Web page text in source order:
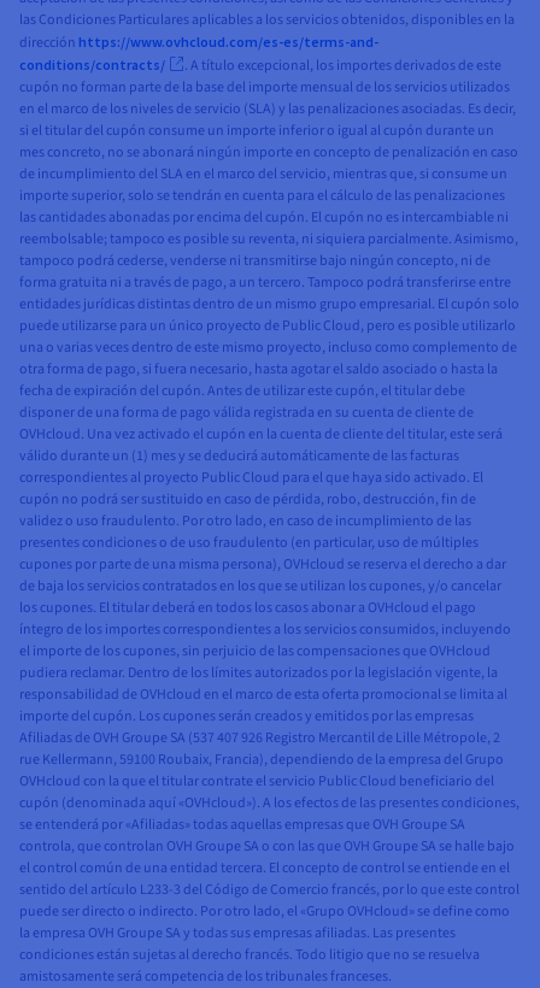
las Condiciones Particulares aplicables a los servicios obtenidos, disponibles en la
dirección https://www.ovhcloud.com/es-es/terms-and-
conditions/contracts/
. A título excepcional, los importes derivados de este
cupón no forman parte de la base del importe mensual de los servicios utilizados
en el marco de los niveles de servicio (SLA) y las penalizaciones asociadas. Es decir,
si el titular del cupón consume un importe inferior o igual al cupón durante un
mes concreto, no se abonará ningún importe en concepto de penalización en caso
de incumplimiento del SLA en el marco del servicio, mientras que, si consume un
importe superior, solo se tendrán en cuenta para el cálculo de las penalizaciones
las cantidades abonadas por encima del cupón. El cupón no es intercambiable ni
reembolsable; tampoco es posible su reventa, ni siquiera parcialmente. Asimismo,
tampoco podrá cederse, venderse ni transmitirse bajo ningún concepto, ni de
forma gratuita ni a través de pago, a un tercero. Tampoco podrá transferirse entre
entidades jurídicas distintas dentro de un mismo grupo empresarial. El cupón solo
puede utilizarse para un único proyecto de Public Cloud, pero es posible utilizarlo
una o varias veces dentro de este mismo proyecto, incluso como complemento de
otra forma de pago, si fuera necesario, hasta agotar el saldo asociado o hasta la
fecha de expiración del cupón. Antes de utilizar este cupón, el titular debe
disponer de una forma de pago válida registrada en su cuenta de cliente de
OVHcloud. Una vez activado el cupón en la cuenta de cliente del titular, este será
válido durante un (1) mes y se deducirá automáticamente de las facturas
correspondientes al proyecto Public Cloud para el que haya sido activado. El
cupón no podrá ser sustituido en caso de pérdida, robo, destrucción, fin de
validez o uso fraudulento. Por otro lado, en caso de incumplimiento de las
presentes condiciones o de uso fraudulento (en particular, uso de múltiples
cupones por parte de una misma persona), OVHcloud se reserva el derecho a dar
de baja los servicios contratados en los que se utilizan los cupones, y/o cancelar
los cupones. El titular deberá en todos los casos abonar a OVHcloud el pago
íntegro de los importes correspondientes a los servicios consumidos, incluyendo
el importe de los cupones, sin perjuicio de las compensaciones que OVHcloud
pudiera reclamar. Dentro de los límites autorizados por la legislación vigente, la
responsabilidad de OVHcloud en el marco de esta oferta promocional se limita al
importe del cupón. Los cupones serán creados y emitidos por las empresas
Afiliadas de OVH Groupe SA (537 407 926 Registro Mercantil de Lille Métropole, 2
rue Kellermann, 59100 Roubaix, Francia), dependiendo de la empresa del Grupo
OVHcloud con la que el titular contrate el servicio Public Cloud beneficiario del
cupón (denominada aquí «OVHcloud»). A los efectos de las presentes condiciones,
se entenderá por «Afiliadas» todas aquellas empresas que OVH Groupe SA
controla, que controlan OVH Groupe SA o con las que OVH Groupe SA se halle bajo
el control común de una entidad tercera. El concepto de control se entiende en el
sentido del artículo L233-3 del Código de Comercio francés, por lo que este control
puede ser directo o indirecto. Por otro lado, el «Grupo OVHcloud» se define como
la empresa OVH Groupe SA y todas sus empresas afiliadas. Las presentes
condiciones están sujetas al derecho francés. Todo litigio que no se resuelva
amistosamente será competencia de los tribunales franceses.